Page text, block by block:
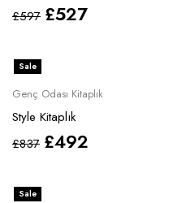
£597 £527
Sale
Genç Odası Kitaplık
Style Kitaplık
£837 £492
Sale